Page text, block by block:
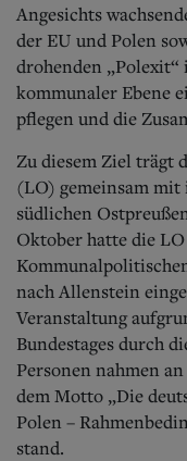
Angesichts
der EU und Polen
drohenden „Polexit“
kommunaler Ebene
pflegen und die
Zu diesem Ziel trägt
(LO) gemeinsam
südlichen
Oktober hatte die
nach Allenstein
Veranstaltung
Bundestages durch
Personen nahmen
dem Motto „Die
Polen –
stand.